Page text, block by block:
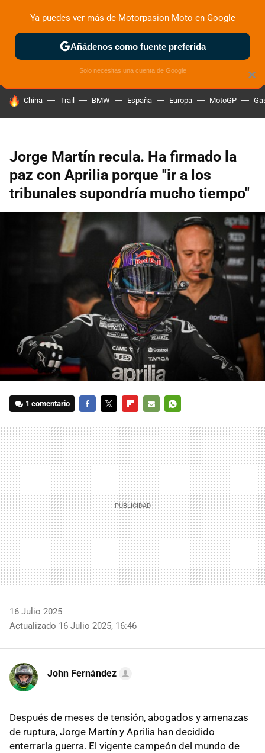
ZONA DE PRUEBAS DEPORTIVAS MOTOS ELÉCTRICAS
HOY SE HABLA DE
China Trail BMW España Europa MotoGP
Jorge Martín recula. Ha firmado la
paz con Aprilia porque "ir a los
tribunales supondría mucho tiempo"
1 comentario
MAIL
16 Julio 2025
Actualizado 16 Julio 2025, 16:46
John Fernández
Después de meses de tensión, abogados y amenazas
de ruptura, Jorge Martín y Aprilia han decidido
enterrarla guerra. El vigente campeón del mundo de
×
Ya puedes ver más de Motorpasion Moto en Google
Añádenos como fuente preferida
Solo necesitas una cuenta de Google